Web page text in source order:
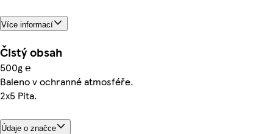
Více informací
Čistý obsah
500g ℮
Baleno v ochranné atmosféře.
2x5 Pita.
Údaje o značce